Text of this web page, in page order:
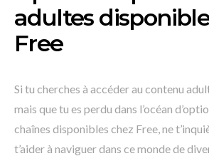
adultes
Free
Si tu cherches à accéder au contenu
mais que tu es perdu dans l’océan
chaînes disponibles chez Free, ne
t’aider à naviguer dans ce monde de